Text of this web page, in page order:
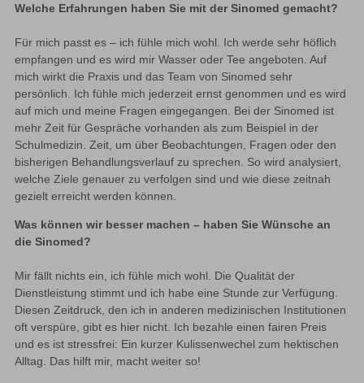
Welche Erfahrungen haben Sie mit der Sinomed gemacht?
Für mich passt es – ich fühle mich wohl. Ich werde sehr höflich
empfangen und es wird mir Wasser oder Tee angeboten. Auf
mich wirkt die Praxis und das Team von Sinomed sehr
persönlich. Ich fühle mich jederzeit ernst genommen und es wird
auf mich und meine Fragen eingegangen. Bei der Sinomed ist
mehr Zeit für Gespräche vorhanden als zum Beispiel in der
Schulmedizin. Zeit, um über Beobachtungen, Fragen oder den
bisherigen Behandlungsverlauf zu sprechen. So wird analysiert,
welche Ziele genauer zu verfolgen sind und wie diese zeitnah
gezielt erreicht werden können.
Was können wir besser machen – haben Sie Wünsche an
die Sinomed?
Mir fällt nichts ein, ich fühle mich wohl. Die Qualität der
Dienstleistung stimmt und ich habe eine Stunde zur Verfügung.
Diesen Zeitdruck, den ich in anderen medizinischen Institutionen
oft verspüre, gibt es hier nicht. Ich bezahle einen fairen Preis
und es ist stressfrei: Ein kurzer Kulissenwechel zum hektischen
Alltag. Das hilft mir, macht weiter so!